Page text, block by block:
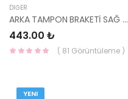
DIĞER
ARKA TAMPON BRAKETİ SAĞ RİO 12- HB 86614-1W200-HMC
443.00 ₺
( 81 Görüntüleme )
YENI